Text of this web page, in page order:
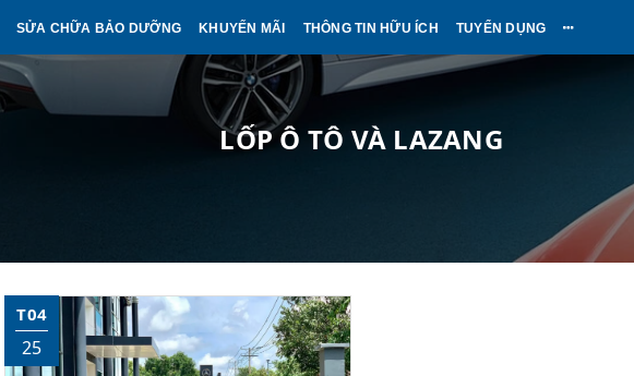
SỬA CHỮA BẢO DƯỠNG KHUYẾN MÃI THÔNG TIN HỮU ÍCH TUYỂN DỤNG
LỐP Ô TÔ VÀ LAZANG
T04
25